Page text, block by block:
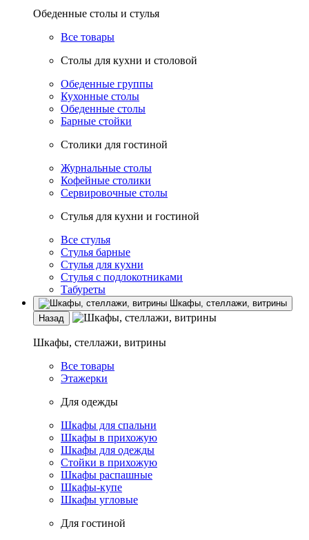
Обеденные столы и стулья
Все товары
Столы для кухни и столовой
Обеденные группы
Кухонные столы
Обеденные столы
Барные стойки
Столики для гостиной
Журнальные столы
Кофейные столики
Сервировочные столы
Стулья для кухни и гостиной
Все стулья
Стулья барные
Стулья для кухни
Стулья с подлокотниками
Табуреты
Шкафы, стеллажи, витрины
Назад
Шкафы, стеллажи, витрины
Все товары
Этажерки
Для одежды
Шкафы для спальни
Шкафы в прихожую
Шкафы для одежды
Стойки в прихожую
Шкафы распашные
Шкафы-купе
Шкафы угловые
Для гостиной